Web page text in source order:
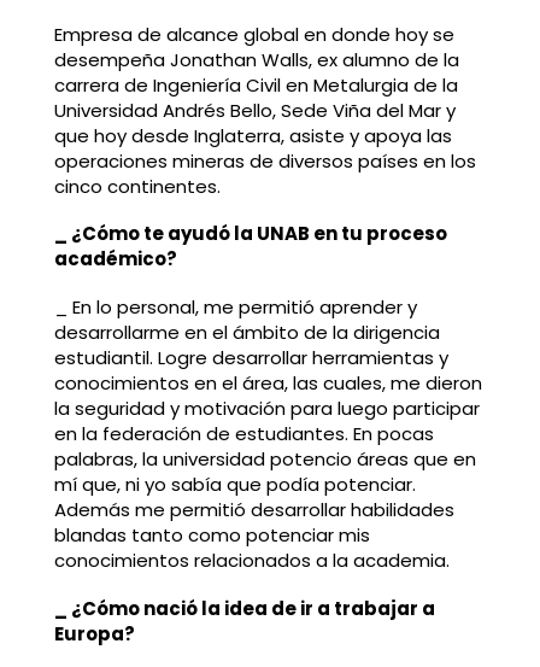
Empresa de alcance global en donde hoy se
desempeña Jonathan Walls, ex alumno de la
carrera de Ingeniería Civil en Metalurgia de la
Universidad Andrés Bello, Sede Viña del Mar y
que hoy desde Inglaterra, asiste y apoya las
operaciones mineras de diversos países en los
cinco continentes.
_ ¿Cómo te ayudó la UNAB en tu proceso
académico?
_ En lo personal, me permitió aprender y
desarrollarme en el ámbito de la dirigencia
estudiantil. Logre desarrollar herramientas y
conocimientos en el área, las cuales, me dieron
la seguridad y motivación para luego participar
en la federación de estudiantes. En pocas
palabras, la universidad potencio áreas que en
mí que, ni yo sabía que podía potenciar.
Además me permitió desarrollar habilidades
blandas tanto como potenciar mis
conocimientos relacionados a la academia.
_ ¿Cómo nació la idea de ir a trabajar a
Europa?